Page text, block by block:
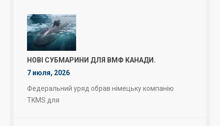
НОВІ СУБМАРИНИ ДЛЯ ВМФ КАНАДИ.
7 июля, 2026
Федеральний уряд обрав німецьку компанію
TKMS для